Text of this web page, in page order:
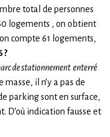
total de personnes
logements , on obtient
61 logements,
?
de stationnement enterré
il n’y a pas de
parking sont en surface,
D’où indication fausse et